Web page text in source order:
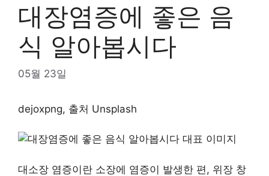
대장염증에 좋은 음
식 알아봅시다
05월 23일
dejoxpng, 출처 Unsplash
대소장 염증이란 소장에 염증이 발생한 편, 위장 창